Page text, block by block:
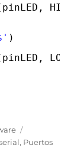
)
LOW);
, Puertos